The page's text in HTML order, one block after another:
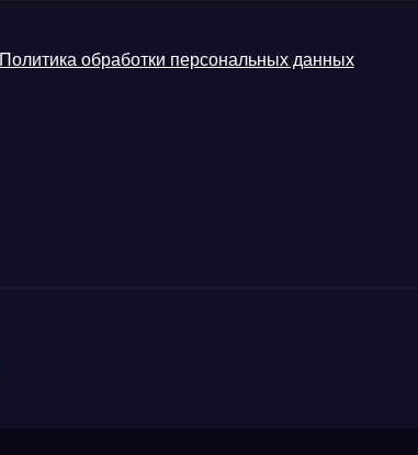
Политика обработки персональных данных